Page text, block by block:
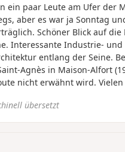
ein paar Leute am Ufer der
aber es war ja Sonntag
Schöner Blick auf die
Interessante Industrie- und
entlang der Seine.
Agnès in Maison-Alfort
nicht erwähnt wird. Vielen
übersetzt